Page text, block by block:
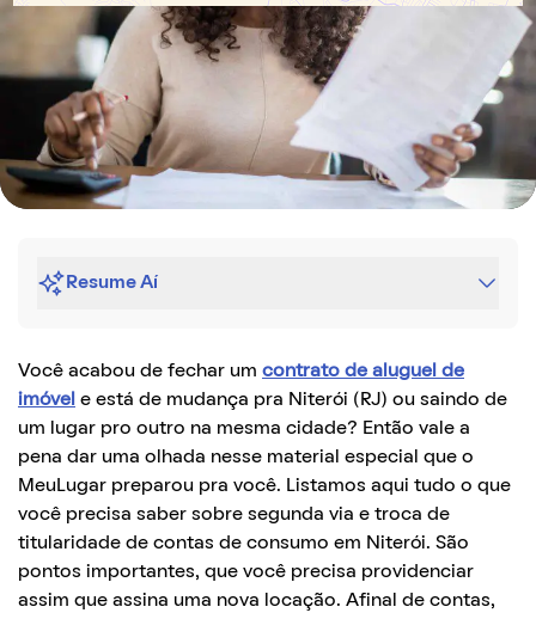
Resume Aí
Você acabou de fechar um contrato de aluguel de
imóvel e está de mudança pra Niterói (RJ) ou saindo de
um lugar pro outro na mesma cidade? Então vale a
pena dar uma olhada nesse material especial que o
MeuLugar preparou pra você. Listamos aqui tudo o que
você precisa saber sobre segunda via e troca de
titularidade de contas de consumo em Niterói. São
pontos importantes, que você precisa providenciar
assim que assina uma nova locação. Afinal de contas,